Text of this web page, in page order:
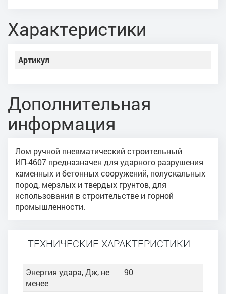
Характеристики
Артикул
Дополнительная
информация
Лом ручной пневматический строительный
ИП-4607 предназначен для ударного разрушения
каменных и бетонных сооружений, полускальных
пород, мерзлых и твердых грунтов, для
использования в строительстве и горной
промышленности.
ТЕХНИЧЕСКИЕ ХАРАКТЕРИСТИКИ
Энергия удара, Дж, не
менее
90